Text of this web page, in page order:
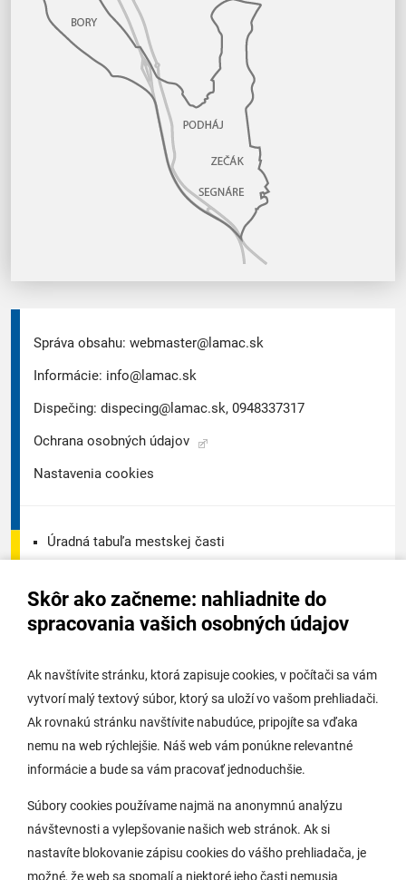
Skôr ako začneme: nahliadnite do
spracovania vašich osobných údajov
Ak navštívite stránku, ktorá zapisuje cookies, v počítači sa vám
vytvorí malý textový súbor, ktorý sa uloží vo vašom prehliadači.
Ak rovnakú stránku navštívite nabudúce, pripojíte sa vďaka
nemu na web rýchlejšie. Náš web vám ponúkne relevantné
informácie a bude sa vám pracovať jednoduchšie.
Súbory cookies používame najmä na anonymnú analýzu
návštevnosti a vylepšovanie našich web stránok. Ak si
nastavíte blokovanie zápisu cookies do vášho prehliadača, je
možné, že web sa spomalí a niektoré jeho časti nemusia
Správa obsahu: webmaster@lamac.sk
Informácie: info@lamac.sk
Dispečing: dispecing@lamac.sk, 0948337317
Ochrana osobných údajov
Nastavenia cookies
Úradná tabuľa mestskej časti
Úradná tabuľa stavebného úradu
Potrebujem vybaviť
Samospráva
O Lamači